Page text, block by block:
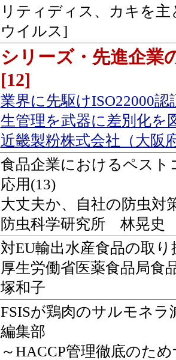
リティディス、カキを
ウイルス]
シリーズ・先進企業
[12]
業界に先駆けISO22000
生管理を武器に差別化を
近畿製粉株式会社（大阪
食品企業におけるペスト
応用(13)
大丈夫か、自社の防虫対
防虫科学研究所 林晃史
対EU輸出水産食品の取
厚生労働省医薬食品局
塚和子
FSISが鶏肉のサルモ
編集部
～HACCP管理徹底のた